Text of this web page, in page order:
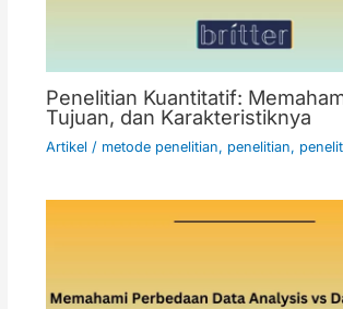
Penelitian Kuantitatif:
Tujuan, dan Karakteristiknya
Artikel / metode penelitian, penelitian,